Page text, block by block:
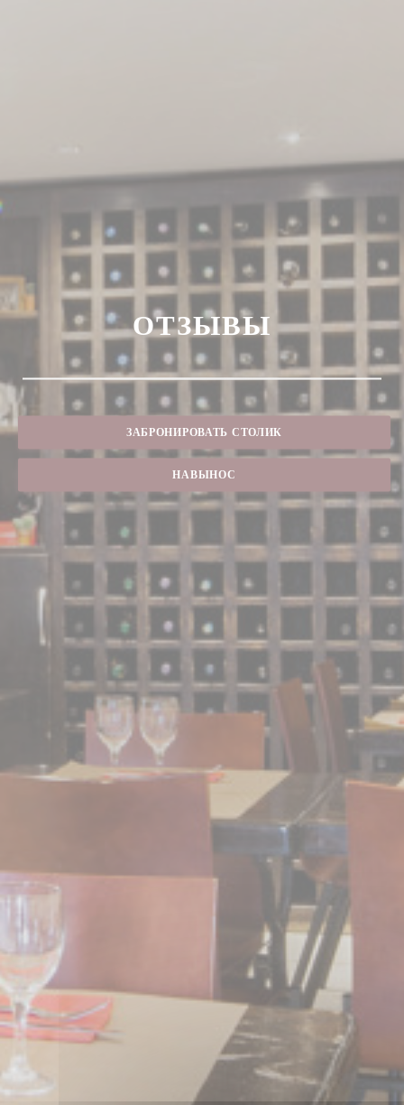
ОТЗЫВЫ
ЗАБРОНИРОВАТЬ СТОЛИК
НАВЫНОС